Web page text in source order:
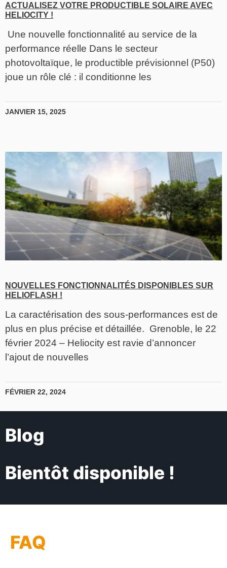
ACTUALISEZ VOTRE PRODUCTIBLE SOLAIRE AVEC
HELIOCITY !
Une nouvelle fonctionnalité au service de la
performance réelle Dans le secteur
photovoltaïque, le productible prévisionnel (P50)
joue un rôle clé : il conditionne les
JANVIER 15, 2025
NOUVELLES FONCTIONNALITÉS DISPONIBLES SUR
HELIOFLASH !
La caractérisation des sous-performances est de
plus en plus précise et détaillée. Grenoble, le 22
février 2024 – Heliocity est ravie d’annoncer
l’ajout de nouvelles
FÉVRIER 22, 2024
Blog
Bientôt disponible !
FAQ